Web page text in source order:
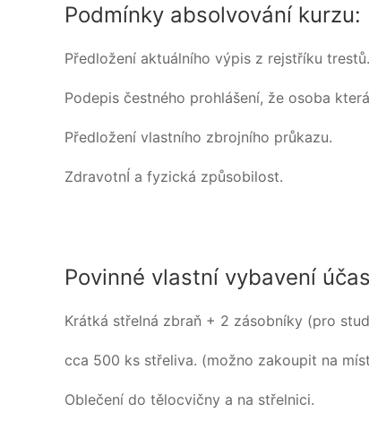
Podmínky absolvování kurzu:
Předložení aktuálního výpis z rejstříku trestů.
Podepis čestného prohlášení, že osoba
Předložení vlastního zbrojního průkazu.
ZdravotnÍ a fyzická způsobilost.
Povinné vlastní vybavení
Krátká střelná zbraň + 2 zásobníky (pro
cca 500 ks střeliva. (možno zakoupit na
Oblečení do tělocvičny a na střelnici.